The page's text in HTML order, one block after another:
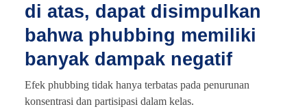
di atas, dapat disimpulkan
bahwa phubbing memiliki
banyak dampak negatif
Efek phubbing tidak hanya terbatas pada penurunan
konsentrasi dan partisipasi dalam kelas.